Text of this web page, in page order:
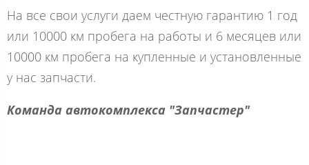
На все свои услуги даем честную гарантию 1 год
или 10000 км пробега на работы и 6 месяцев или
10000 км пробега на купленные и установленные
у нас запчасти.
Команда автокомплекса "Запчастер"